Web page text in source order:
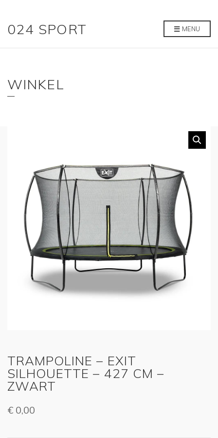
024 SPORT MENU
WINKEL
TRAMPOLINE – EXIT
SILHOUETTE – 427 CM –
ZWART
€ 0,00